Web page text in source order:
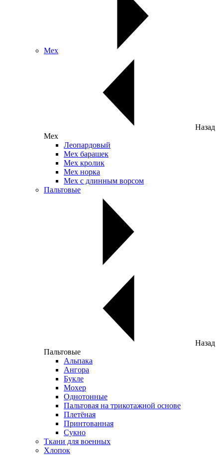
Мех
Назад
Мех
Леопардовый
Мех барашек
Мех кролик
Мех норка
Мех с длинным ворсом
Пальтовые
Назад
Пальтовые
Альпака
Ангора
Букле
Мохер
Однотонные
Пальтовая на трикотажной основе
Плетёная
Принтованная
Сукно
Ткани для военных
Хлопок